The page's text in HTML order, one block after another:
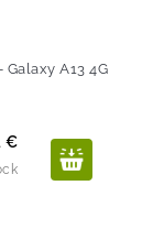
A13 4G
Prix
€